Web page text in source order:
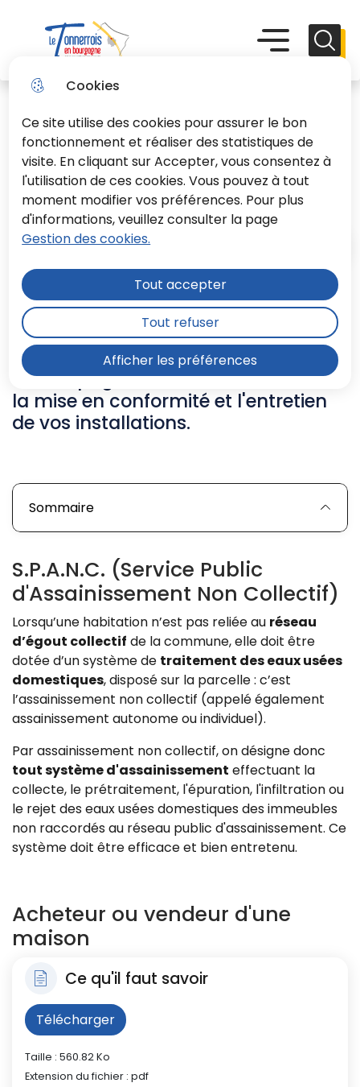
Cookies
Ce site utilise des cookies pour assurer le bon
fonctionnement et réaliser des statistiques de
visite. En cliquant sur Accepter, vous consentez à
l'utilisation de ces cookies. Vous pouvez à tout
moment modifier vos préférences. Pour plus
d'informations, veuillez consulter la page
Gestion des cookies.
Afficher les préférences
Tout accepter
Tout refuser
au
menu
Aller à la
recherche
principal
le plan du
Menu principal Menu
Le dispositif
Le Syndicat des Eaux du Tonnerrois
met à votre disposition ses services
depuis le 01.01.2021 pour vous
accompagner dans la construction,
la mise en conformité et l'entretien
de vos installations.
Sommaire
S.P.A.N.C. (Service Public
d'Assainissement Non Collectif)
Lorsqu’une habitation n’est pas reliée au réseau
d’égout collectif de la commune, elle doit être
dotée d’un système de traitement des eaux usées
domestiques, disposé sur la parcelle : c’est
l’assainissement non collectif (appelé également
assainissement autonome ou individuel).
Par assainissement non collectif, on désigne donc
tout système d'assainissement effectuant la
collecte, le prétraitement, l'épuration, l'infiltration ou
le rejet des eaux usées domestiques des immeubles
non raccordés au réseau public d'assainissement. Ce
système doit être efficace et bien entretenu.
Acheteur ou vendeur d'une
maison
Ce qu'il faut savoir
Télécharger
Taille : 560.82 Ko
Extension du fichier : pdf